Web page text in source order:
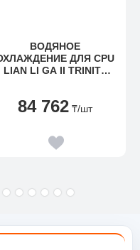
ВОДЯНОЕ
ДЛЯ CPU
LIAN LI GA II TRINITY
G89.GA2T36INW.00
84 762 ₸/шт